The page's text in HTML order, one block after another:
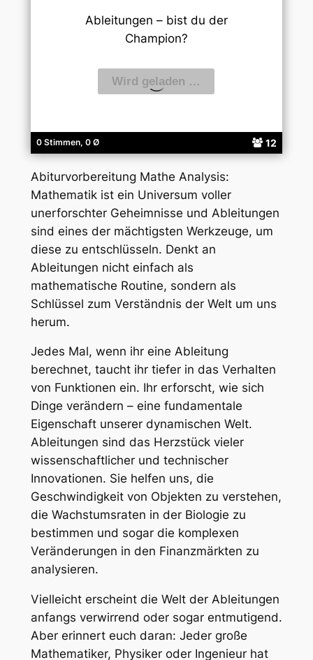
0 Stimmen, 0 Ø 12
Ableitungen – bist du der
Champion?
Abiturvorbereitung Mathe Analysis:
Mathematik ist ein Universum voller
unerforschter Geheimnisse und Ableitungen
sind eines der mächtigsten Werkzeuge, um
diese zu entschlüsseln. Denkt an
Ableitungen nicht einfach als
mathematische Routine, sondern als
Schlüssel zum Verständnis der Welt um uns
herum.
Jedes Mal, wenn ihr eine Ableitung
berechnet, taucht ihr tiefer in das Verhalten
von Funktionen ein. Ihr erforscht, wie sich
Dinge verändern – eine fundamentale
Eigenschaft unserer dynamischen Welt.
Ableitungen sind das Herzstück vieler
wissenschaftlicher und technischer
Innovationen. Sie helfen uns, die
Geschwindigkeit von Objekten zu verstehen,
die Wachstumsraten in der Biologie zu
bestimmen und sogar die komplexen
Veränderungen in den Finanzmärkten zu
analysieren.
Vielleicht erscheint die Welt der Ableitungen
anfangs verwirrend oder sogar entmutigend.
Aber erinnert euch daran: Jeder große
Mathematiker, Physiker oder Ingenieur hat